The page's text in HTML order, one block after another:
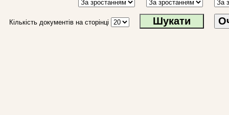
Кількість документів на сторінці